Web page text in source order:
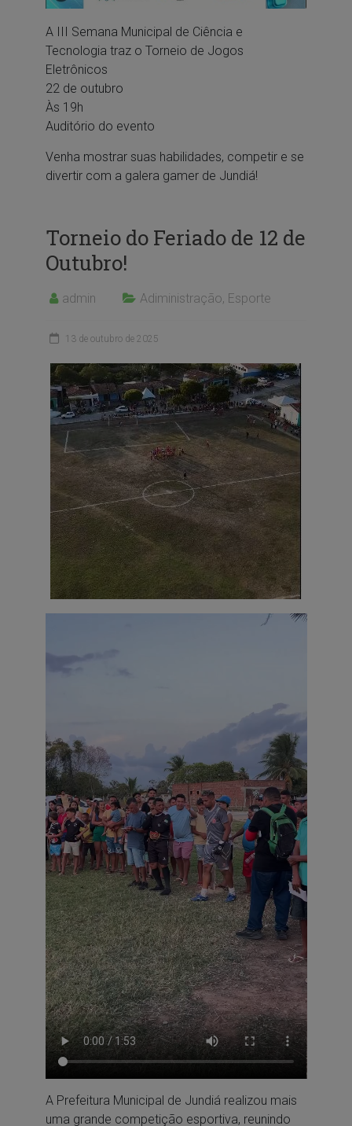
A III Semana Municipal de Ciência e
Tecnologia traz o Torneio de Jogos
Eletrônicos
22 de outubro
Às 19h
Auditório do evento
Venha mostrar suas habilidades, competir e se
divertir com a galera gamer de Jundiá!
Torneio do Feriado de 12 de
Outubro!
admin Adiministração, Esporte
13 de outubro de 2025
A Prefeitura Municipal de Jundiá realizou mais
uma grande competição esportiva, reunindo